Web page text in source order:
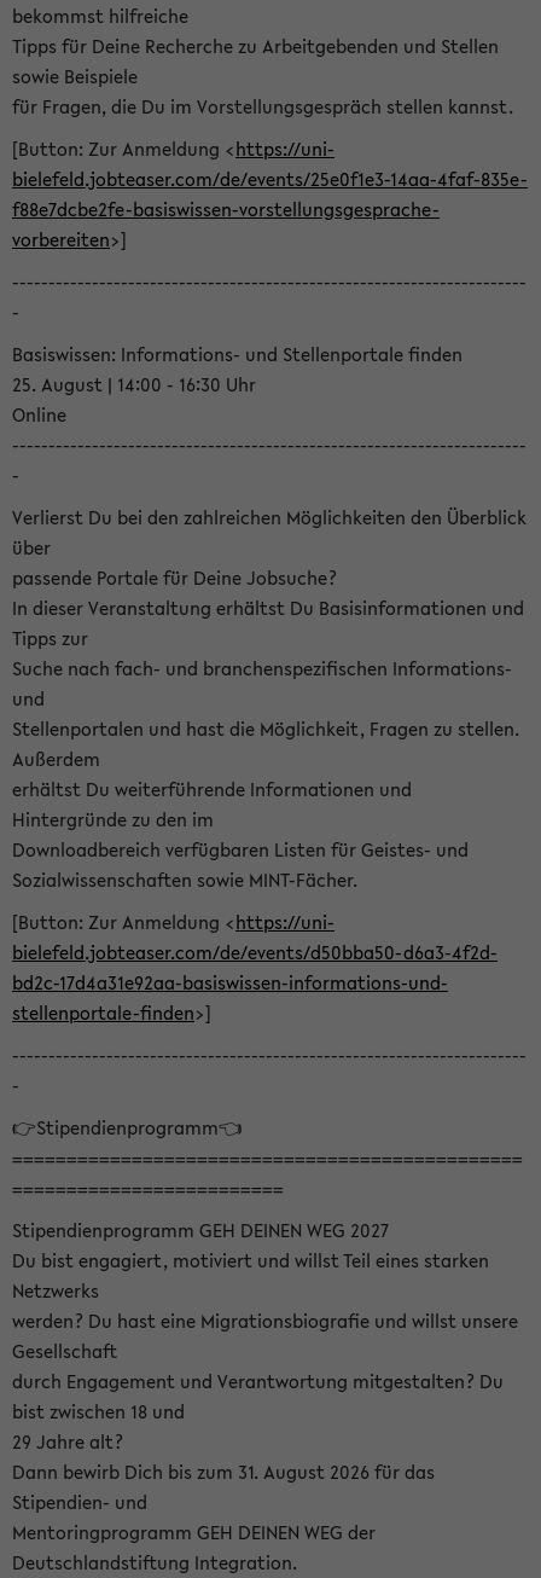
bekommst hilfreiche
Tipps für Deine Recherche zu Arbeitgebenden und Stellen
sowie Beispiele
für Fragen, die Du im Vorstellungsgespräch stellen kannst.
[Button: Zur Anmeldung <https://uni-
bielefeld.jobteaser.com/de/events/25e0f1e3-14aa-4faf-835e-
f88e7dcbe2fe-basiswissen-vorstellungsgesprache-
vorbereiten>]
-----------------------------------------------------------------------
-
Basiswissen: Informations- und Stellenportale finden
25. August | 14:00 - 16:30 Uhr
Online
-----------------------------------------------------------------------
-
Verlierst Du bei den zahlreichen Möglichkeiten den Überblick
über
passende Portale für Deine Jobsuche?
In dieser Veranstaltung erhältst Du Basisinformationen und
Tipps zur
Suche nach fach- und branchenspezifischen Informations-
und
Stellenportalen und hast die Möglichkeit, Fragen zu stellen.
Außerdem
erhältst Du weiterführende Informationen und
Hintergründe zu den im
Downloadbereich verfügbaren Listen für Geistes- und
Sozialwissenschaften sowie MINT-Fächer.
[Button: Zur Anmeldung <https://uni-
bielefeld.jobteaser.com/de/events/d50bba50-d6a3-4f2d-
bd2c-17d4a31e92aa-basiswissen-informations-und-
stellenportale-finden>]
-----------------------------------------------------------------------
-
👉Stipendienprogramm👈
===============================================
=========================
Stipendienprogramm GEH DEINEN WEG 2027
Du bist engagiert, motiviert und willst Teil eines starken
Netzwerks
werden? Du hast eine Migrationsbiografie und willst unsere
Gesellschaft
durch Engagement und Verantwortung mitgestalten? Du
bist zwischen 18 und
29 Jahre alt?
Dann bewirb Dich bis zum 31. August 2026 für das
Stipendien- und
Mentoringprogramm GEH DEINEN WEG der
Deutschlandstiftung Integration.